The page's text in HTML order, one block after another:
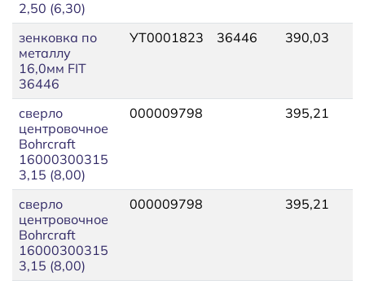
2,50 (6,30)
зенковка по
металлу
16,0мм FIT
36446
УТ0001823 36446 390,03
сверло
центровочное
Bohrcraft
16000300315
3,15 (8,00)
000009798 395,21
сверло
центровочное
Bohrcraft
16000300315
3,15 (8,00)
000009798 395,21